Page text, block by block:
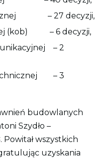
– 27 decyzji,
(kob) – 6 decyzji,
– 2
– 3
budowlanych
Szydło –
wszystkich
uzyskania